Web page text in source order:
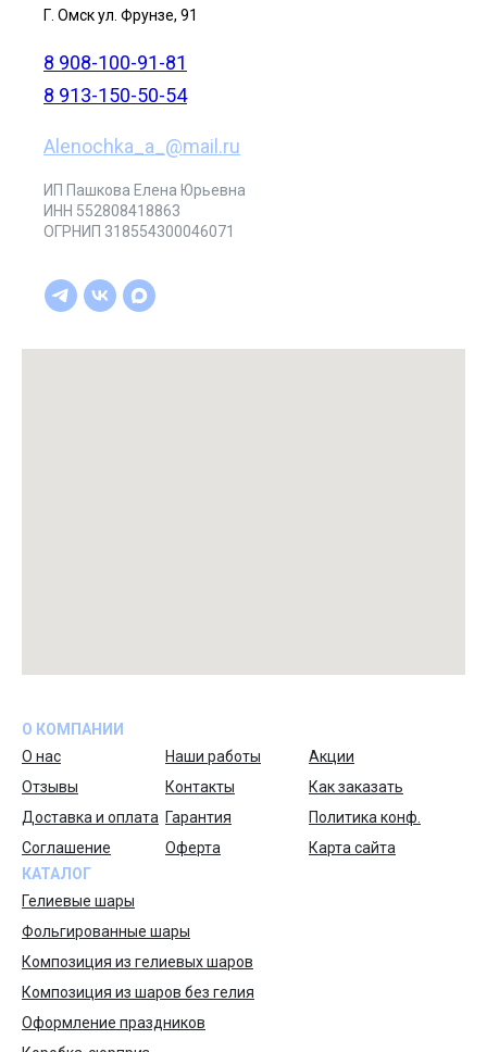
Г. Омск ул. Фрунзе, 91
8 908-100-91-81
8 913-150-50-54
Alenochka_a_@mail.ru
ИП Пашкова Елена Юрьевна
ИНН 552808418863
ОГРНИП 318554300046071
О КОМПАНИИ
О нас
Наши работы
Акции
Отзывы
Контакты
Как заказать
Доставка и оплата Гарантия
Политика конф.
Соглашение
Оферта
Карта сайта
КАТАЛОГ
Гелиевые шары
Фольгированные шары
Композиция из гелиевых шаров
Композиция из шаров без гелия
Оформление праздников